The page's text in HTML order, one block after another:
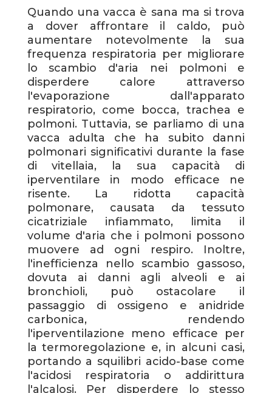
Quando una vacca è sana ma si trova
a dover affrontare il caldo, può
aumentare notevolmente la sua
frequenza respiratoria per migliorare
lo scambio d'aria nei polmoni e
disperdere calore attraverso
l'evaporazione dall'apparato
respiratorio, come bocca, trachea e
polmoni. Tuttavia, se parliamo di una
vacca adulta che ha subito danni
polmonari significativi durante la fase
di vitellaia, la sua capacità di
iperventilare in modo efficace ne
risente. La ridotta capacità
polmonare, causata da tessuto
cicatriziale infiammato, limita il
volume d'aria che i polmoni possono
muovere ad ogni respiro. Inoltre,
l'inefficienza nello scambio gassoso,
dovuta ai danni agli alveoli e ai
bronchioli, può ostacolare il
passaggio di ossigeno e anidride
carbonica, rendendo
l'iperventilazione meno efficace per
la termoregolazione e, in alcuni casi,
portando a squilibri acido-base come
l'acidosi respiratoria o addirittura
l'alcalosi. Per disperdere lo stesso